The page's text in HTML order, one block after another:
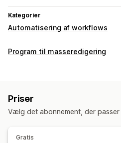
Kategorier
Automatisering af workflows
Automatiseringsopgaver
Tilpasning
Tilpassede arbejdsprocesser
Program til masseredigering
Priser
Vælg det abonnement, der
Gratis